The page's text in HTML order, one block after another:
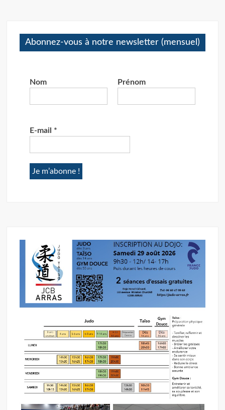
Abonnez-vous à notre newsletter (mensuel)
Nom Prénom
E-mail *